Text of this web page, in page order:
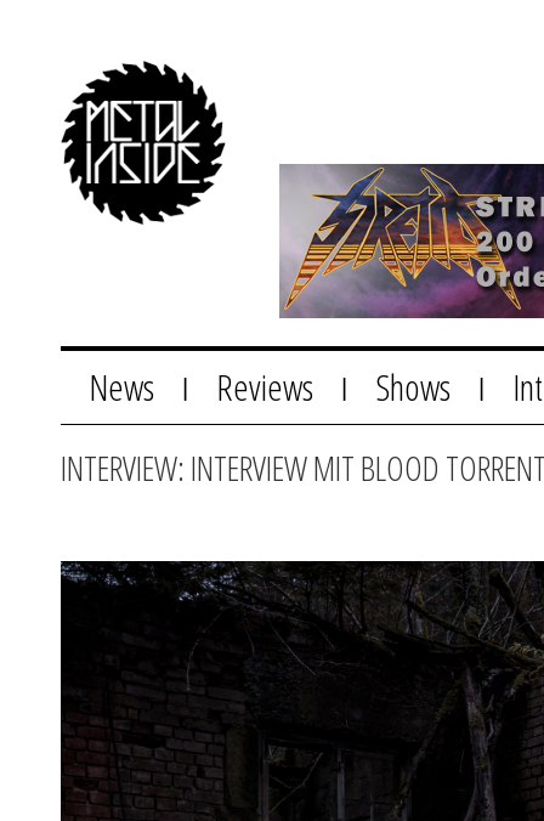
News Reviews Shows
INTERVIEW: INTERVIEW MIT BLOOD